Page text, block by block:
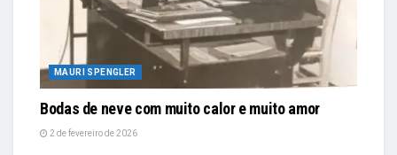
MAURI SPENGLER
Bodas de neve com muito calor e muito amor
2 de fevereiro de 2026